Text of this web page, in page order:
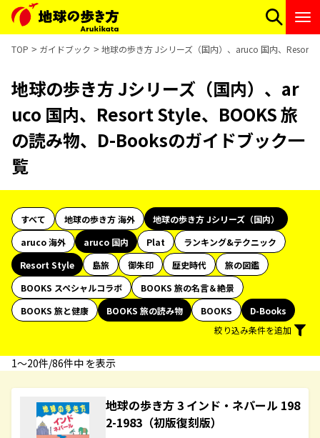
TOP ガイドブック 地球の歩き方 Jシリーズ（国内）、aruco 国内、Resort
地球の歩き方 Jシリーズ（国内）、ar
uco 国内、Resort Style、BOOKS 旅
の読み物、D-Booksのガイドブック一
覧
すべて 地球の歩き方 海外
地球の歩き方 Jシリーズ（国内）
aruco 海外
aruco 国内 Plat
ランキング&テクニック
Resort Style
島旅 御朱印 歴史時代
旅の図鑑
BOOKS スペシャルコラボ
BOOKS 旅の名言＆絶景
BOOKS 旅と健康
BOOKS 旅の読み物 BOOKS
D-Books
絞り込み条件を追加
1〜20件/86件中 を表示
地球の歩き方 3 インド・ネパール 198
2-1983（初版復刻版）